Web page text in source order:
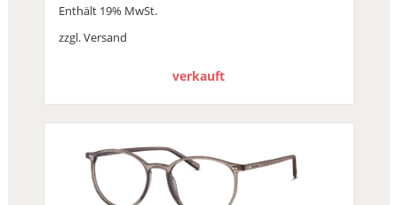
Enthält 19% MwSt.
zzgl.Versand
verkauft